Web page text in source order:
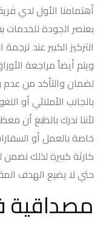
أهتمامنا الأول لدي
بعنصر الجودة
التركيز الكبير عند
ويتم أيضاً مراجعة
لضمان والتأكد من
بالجانب الأملائي أو
لأننا ندرك بالطبع أن
خاصة بالعمل أو
كارثة كبيرة لذلك
حتي لا يضيع الهدف
مصداقية